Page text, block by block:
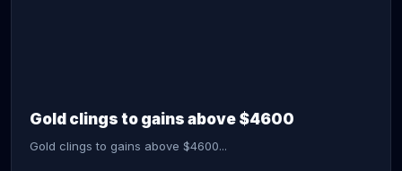
Gold clings to gains above $4600
Gold clings to gains above $4600...